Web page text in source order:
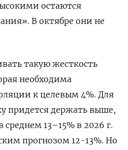
остаются
В октябре они не
такую жесткость
необходима
к целевым 4%. Для
придется держать выше,
среднем 13–15% в 2026 г.
прогнозом 12-13%. Но